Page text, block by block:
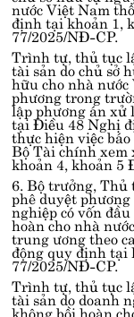
nước Việt Nam
định tạikhoản 1,
77/2025/NĐ-CP.
Trình tự, thủ tục
tài sản do chủ sở
hữu cho nhà
phương trong
lập phương án xử
tạiĐiều 48 Nghị
thực hiện việc
Bộ Tài chính
khoản 4, khoản 5
6. Bộ trưởng,
phê duyệt
nghiệp có vốn
hoàn cho nhà
trung ương theo
động quy định tại
77/2025/NĐ-CP.
Trình tự, thủ tục
tài sản do doanh
không bồi hoàn